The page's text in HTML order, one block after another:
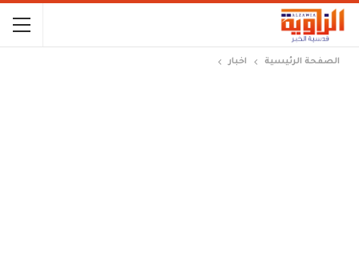
الصفحة الرئيسية اخبار